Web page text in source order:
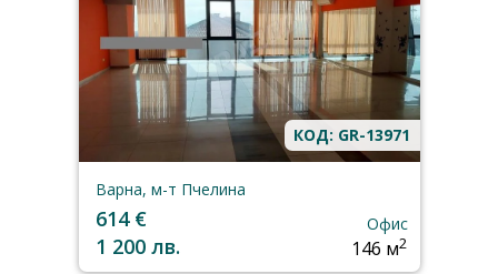
КОД: GR-13971
Варна, м-т Пчелина
614 €
1 200 лв.
Офис
146 м2